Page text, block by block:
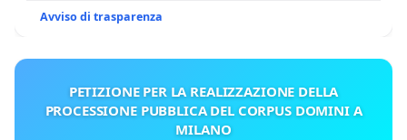
Avviso di trasparenza
PETIZIONE PER LA REALIZZAZIONE DELLA
PROCESSIONE PUBBLICA DEL CORPUS DOMINI A
MILANO